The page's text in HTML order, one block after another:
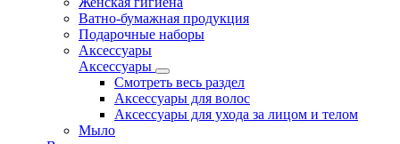
Ватно-бумажная продукция
Подарочные наборы
Аксессуары
Аксессуары
Смотреть весь раздел
Аксессуары для волос
Аксессуары для ухода за лицом и телом
Мыло